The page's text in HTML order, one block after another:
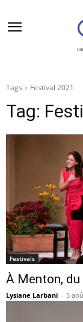
Tags Festival 2021
Tag:
Festivals
À Menton, du
Lysiane Larbani - 5